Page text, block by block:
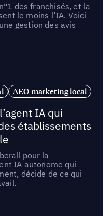
des franchisés, et la
le moins l’IA. Voici
gestion des avis
AEO marketing local
IA qui
établissements
pour la
IA autonome qui
décide de ce qui